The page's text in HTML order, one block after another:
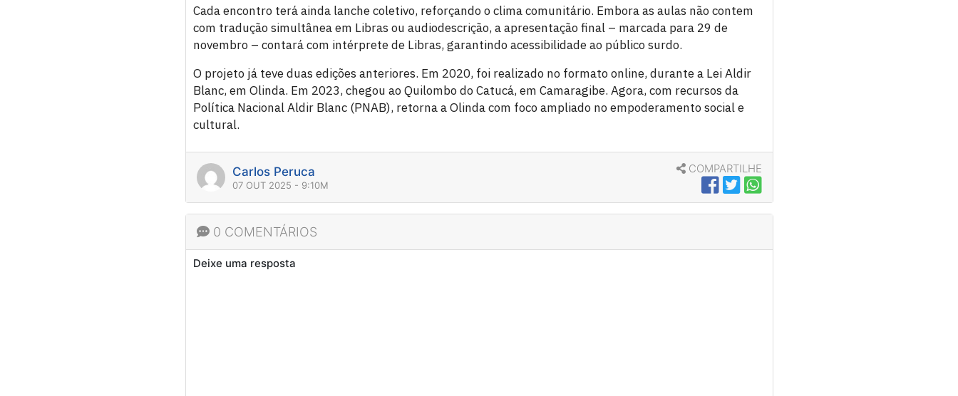
Cada encontro terá ainda lanche coletivo, reforçando o clima comunitário. Embora as aulas não contem
com tradução simultânea em Libras ou audiodescrição, a apresentação final – marcada para 29 de
novembro – contará com intérprete de Libras, garantindo acessibilidade ao público surdo.
O projeto já teve duas edições anteriores. Em 2020, foi realizado no formato online, durante a Lei Aldir
Blanc, em Olinda. Em 2023, chegou ao Quilombo do Catucá, em Camaragibe. Agora, com recursos da
Política Nacional Aldir Blanc (PNAB), retorna a Olinda com foco ampliado no empoderamento social e
cultural.
Carlos Peruca
07 OUT 2025 - 9:10M
COMPARTILHE
0 COMENTÁRIOS
Deixe uma resposta